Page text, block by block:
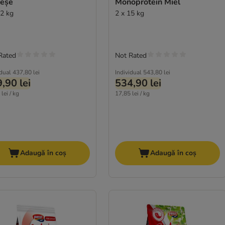
kg
437,80 lei
lei
/ kg
Adaugă în coș
2 x 15 kg
Individual 543,80 lei
534,90 lei
17,85 lei / kg
Not Rated
Adaugă în coș